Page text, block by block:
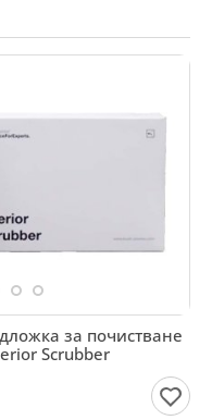
за почистване
Scrubber